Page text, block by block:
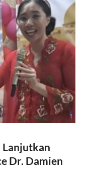
Lanjutkan
Dr. Damien